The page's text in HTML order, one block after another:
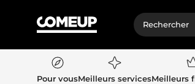
Pour vousMeilleurs servicesMeilleurs